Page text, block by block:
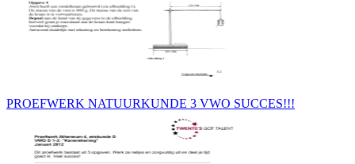
PROEFWERK NATUURKUNDE 3 VWO SUCCES!!!